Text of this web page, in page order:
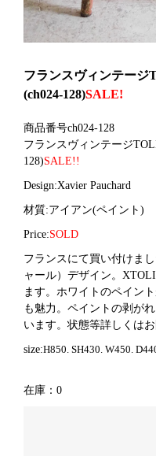
フランスヴィンテージ
(ch024-128)SALE!
商品番号ch024-128
フランスヴィンテージ
128)SALE!!
Design:Xavier Pauchard
材質:アイアン(ペイント)
Price:SOLD
フランスにて買い付けまし
ャール）デザイン。
ます。ホワイトのペイン
も魅力。ペイントの剥が
います。状態等詳しくは
size:H850. SH430. W450.
在庫：0